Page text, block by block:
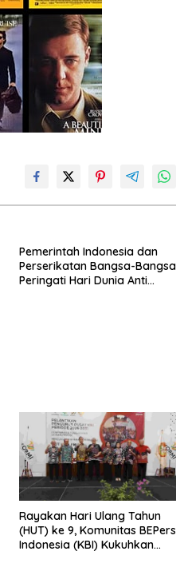
Pemerintah Indonesia dan
Perserikatan Bangsa-Bangsa
Peringati Hari Dunia Anti
Rayakan Hari Ulang Tahun
(HUT) ke 9, Komunitas BEPers
Indonesia (KBI) Kukuhkan